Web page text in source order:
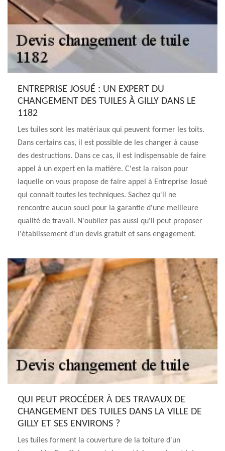
ENTREPRISE JOSUÉ : UN EXPERT DU
CHANGEMENT DES TUILES À GILLY DANS LE
1182
Les tuiles sont les matériaux qui peuvent former les toits.
Dans certains cas, il est possible de les changer à cause
des destructions. Dans ce cas, il est indispensable de faire
appel à un expert en la matière. C'est la raison pour
laquelle on vous propose de faire appel à Entreprise Josué
qui connait toutes les techniques. Sachez qu'il ne
rencontre aucun souci pour la garantie d'une meilleure
qualité de travail. N'oubliez pas aussi qu'il peut proposer
l'établissement d'un devis gratuit et sans engagement.
QUI PEUT PROCÉDER À DES TRAVAUX DE
CHANGEMENT DES TUILES DANS LA VILLE DE
GILLY ET SES ENVIRONS ?
Les tuiles forment la couverture de la toiture d'un